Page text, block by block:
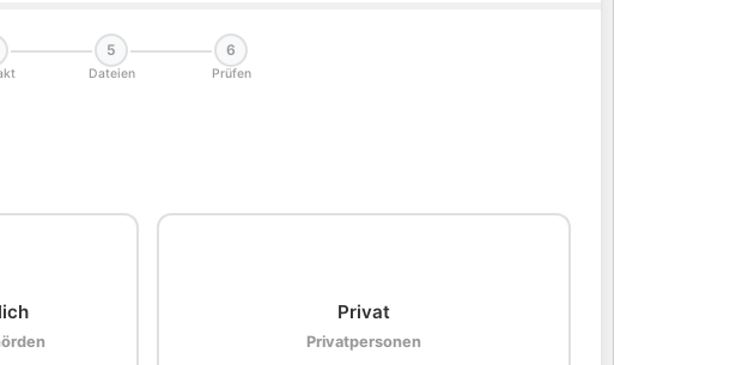
5
Dateien
6
Prüfen
Privat
Privatpersonen